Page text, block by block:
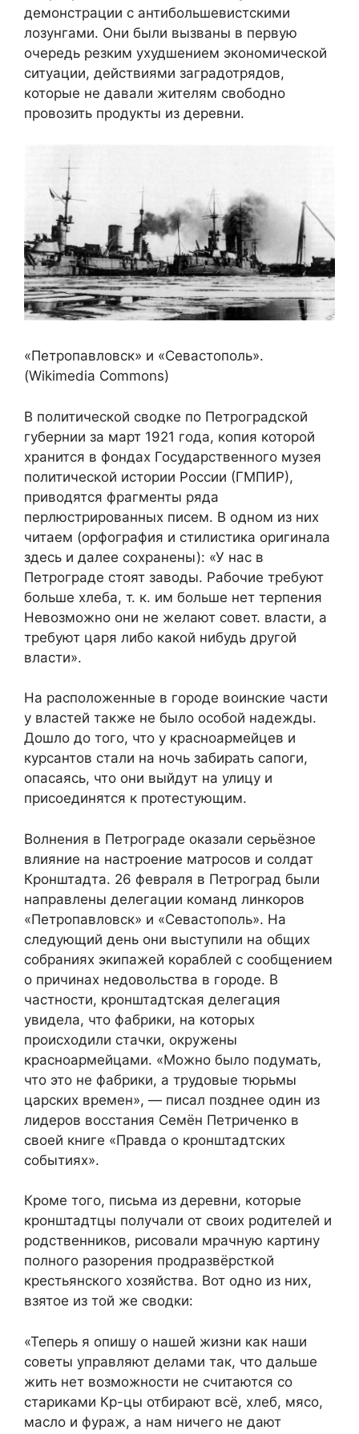
демонстрации с антибольшевистскими
лозунгами. Они были вызваны в первую
очередь резким ухудшением экономической
ситуации, действиями заградотрядов,
которые не давали жителям свободно
провозить продукты из деревни.
«Петропавловск» и «Севастополь».
(Wikimedia Commons)
В политической сводке по Петроградской
губернии за март 1921 года, копия которой
хранится в фондах Государственного музея
политической истории России (ГМПИР),
приводятся фрагменты ряда
перлюстрированных писем. В одном из них
читаем (орфография и стилистика оригинала
здесь и далее сохранены): «У нас в
Петрограде стоят заводы. Рабочие требуют
больше хлеба, т. к. им больше нет терпения
Невозможно они не желают совет. власти, а
требуют царя либо какой нибудь другой
власти».
На расположенные в городе воинские части
у властей также не было особой надежды.
Дошло до того, что у красноармейцев и
курсантов стали на ночь забирать сапоги,
опасаясь, что они выйдут на улицу и
присоединятся к протестующим.
Волнения в Петрограде оказали серьёзное
влияние на настроение матросов и солдат
Кронштадта. 26 февраля в Петроград были
направлены делегации команд линкоров
«Петропавловск» и «Севастополь». На
следующий день они выступили на общих
собраниях экипажей кораблей с сообщением
о причинах недовольства в городе. В
частности, кронштадтская делегация
увидела, что фабрики, на которых
происходили стачки, окружены
красноармейцами. «Можно было подумать,
что это не фабрики, а трудовые тюрьмы
царских времен», — писал позднее один из
лидеров восстания Семён Петриченко в
своей книге «Правда о кронштадтских
событиях».
Кроме того, письма из деревни, которые
кронштадтцы получали от своих родителей и
родственников, рисовали мрачную картину
полного разорения продразвёрсткой
крестьянского хозяйства. Вот одно из них,
взятое из той же сводки:
«Теперь я опишу о нашей жизни как наши
советы управляют делами так, что дальше
жить нет возможности не считаются со
стариками Кр-цы отбирают всё, хлеб, мясо,
масло и фураж, а нам ничего не дают